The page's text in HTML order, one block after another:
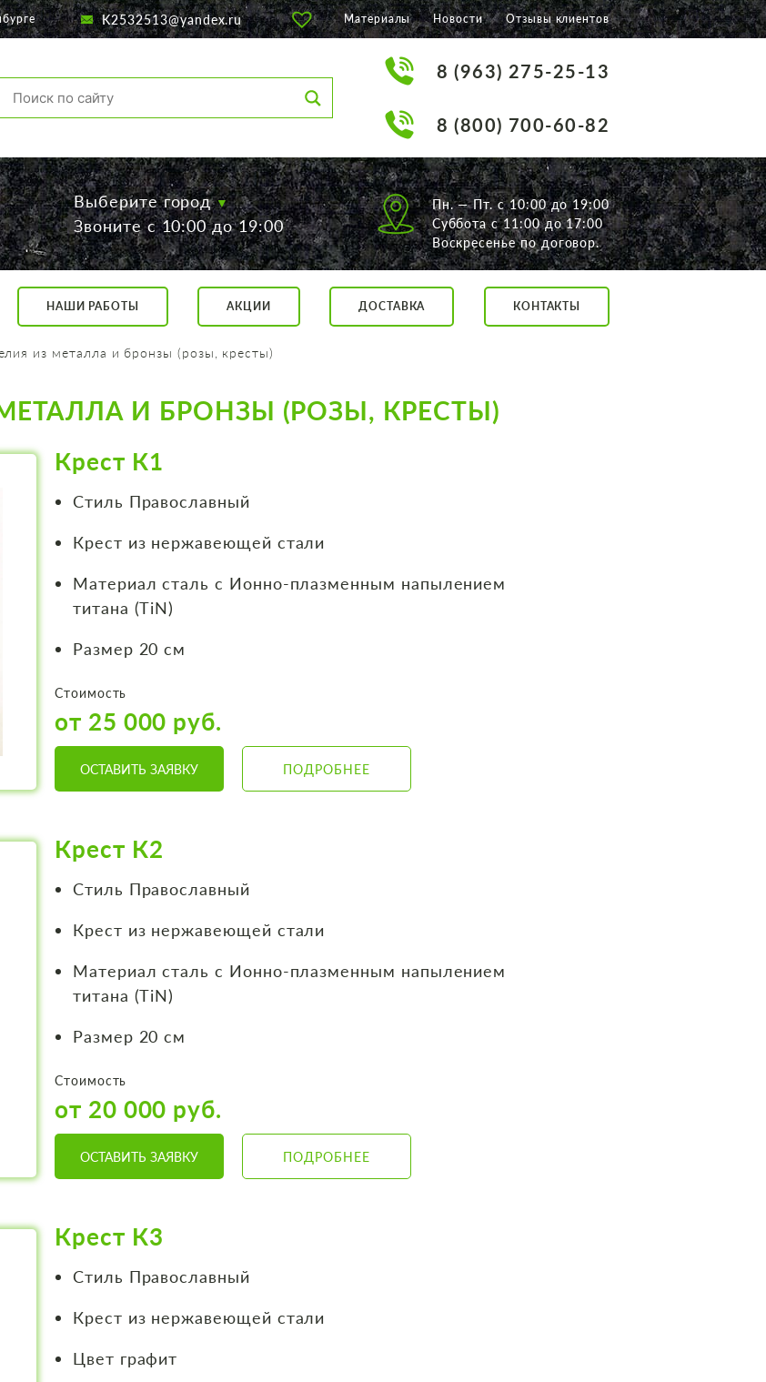
K2532513@yandex.ru Материалы Новости Отзывы клиентов
8 (963) 275-25-13
8 (800) 700-60-82
Выберите город
Звоните с 10:00 до 19:00
Пн. — Пт. с 10:00 до 19:00
Суббота с 11:00 до 17:00
Воскресенье по договор.
НАШИ РАБОТЫ АКЦИИ ДОСТАВКА КОНТАКТЫ
из металла и бронзы (розы, кресты)
И БРОНЗЫ (РОЗЫ, КРЕСТЫ)
Крест К1
Стиль Православный
Крест из нержавеющей стали
Материал сталь с Ионно-плазменным напылением
титана (TiN)
Размер 20 см
Стоимость
от 25 000 руб.
ОСТАВИТЬ ЗАЯВКУ ПОДРОБНЕЕ
Крест К2
Стиль Православный
Крест из нержавеющей стали
Материал сталь с Ионно-плазменным напылением
титана (TiN)
Размер 20 см
Стоимость
от 20 000 руб.
ОСТАВИТЬ ЗАЯВКУ ПОДРОБНЕЕ
Крест К3
Стиль Православный
Крест из нержавеющей стали
Цвет графит